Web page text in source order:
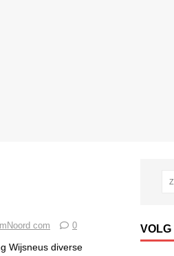
com 0
Wijsneus diverse
VOLG